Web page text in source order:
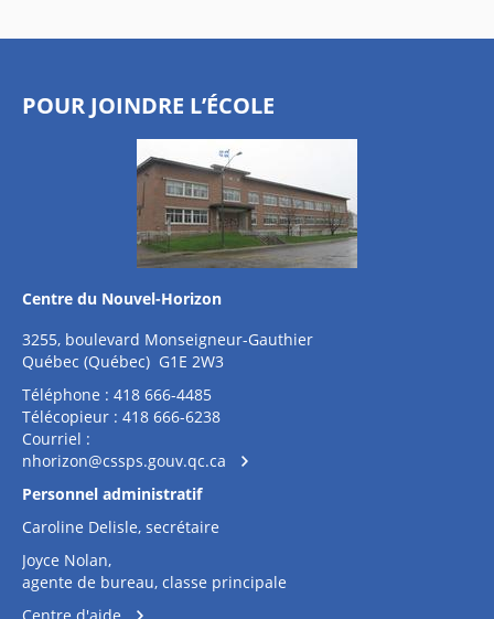
POUR JOINDRE L’ÉCOLE
Centre du Nouvel-Horizon
3255, boulevard Monseigneur-Gauthier
Québec (Québec) G1E 2W3
Téléphone : 418 666-4485
Télécopieur : 418 666-6238
Courriel :
nhorizon@cssps.gouv.qc.ca
Personnel administratif
Caroline Delisle, secrétaire
Joyce Nolan,
agente de bureau, classe principale